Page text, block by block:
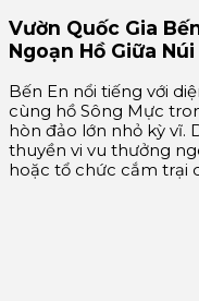
Vườn Quốc Gia
Ngoạn Hồ Giữa
Bến En nổi tiếng với
cùng hồ Sông Mực
hòn đảo lớn nhỏ kỳ vĩ.
thuyền vi vu thưởng
hoặc tổ chức cắm trại